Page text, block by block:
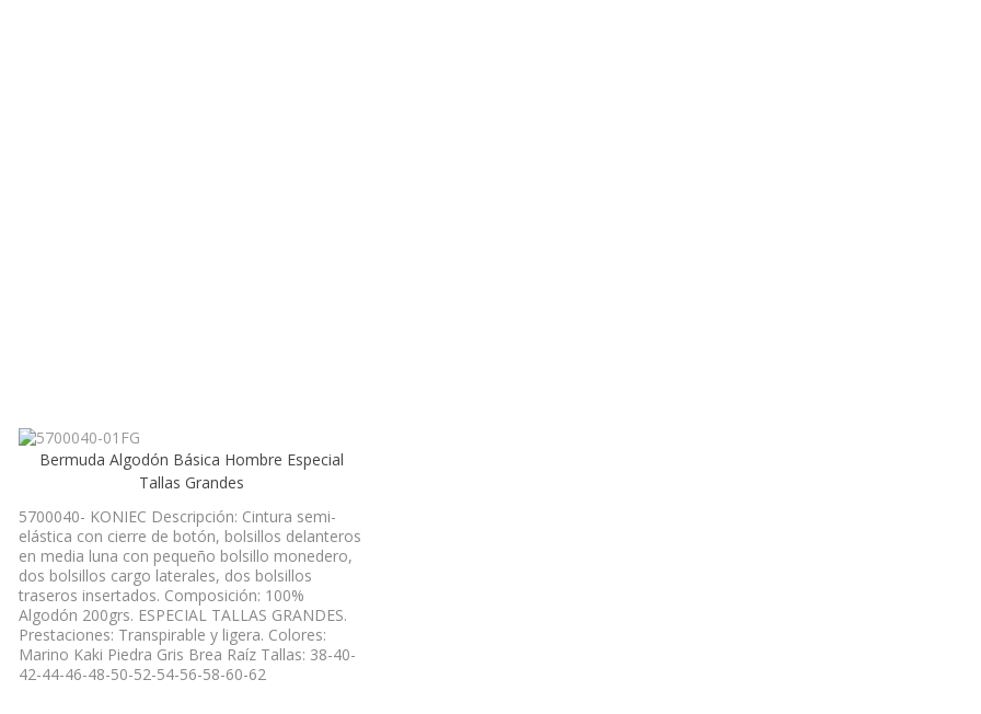
Bermuda Algodón Básica Hombre Especial
Tallas Grandes
5700040- KONIEC Descripción: Cintura semi-
elástica con cierre de botón, bolsillos delanteros
en media luna con pequeño bolsillo monedero,
dos bolsillos cargo laterales, dos bolsillos
traseros insertados. Composición: 100%
Algodón 200grs. ESPECIAL TALLAS GRANDES.
Prestaciones: Transpirable y ligera. Colores:
Marino Kaki Piedra Gris Brea Raíz Tallas: 38-40-
42-44-46-48-50-52-54-56-58-60-62